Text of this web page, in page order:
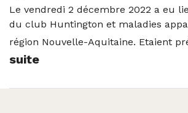
de
la
Le vendredi 2 décembre 2022 a eu
du club Huntington et maladies
région Nouvelle-Aquitaine. Etaient
suite: